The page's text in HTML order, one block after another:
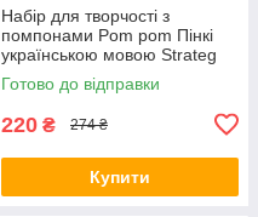
Набір для творчості з
помпонами Pom pom Пінкі
українською мовою Strateg
32015 KNZ
Готово до відправки
220 ₴ 274 ₴
Купити